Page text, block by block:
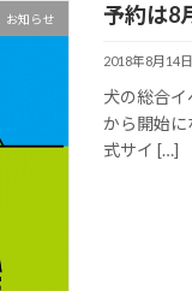
お知らせ 予約は8
2018年8月14日
犬の総合
から開始
式サイ […]